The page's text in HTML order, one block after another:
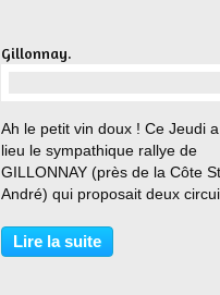
Gillonnay.
Ah le petit vin doux ! Ce Jeudi
lieu le sympathique rallye de
GILLONNAY (près de la Côte St
André) qui proposait deux
très “fan” de cette organisation
automnale a donc pris à sa
Lire la suite